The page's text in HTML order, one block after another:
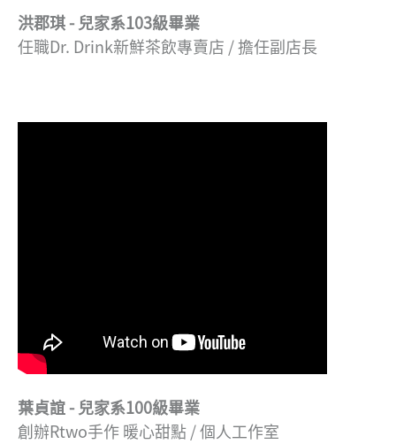
洪郡琪 - 兒家系103級畢業
任職Dr. Drink新鮮茶飲專賣店 / 擔任副店長
葉貞誼 - 兒家系100級畢業
創辦Rtwo手作 暖心甜點 / 個人工作室